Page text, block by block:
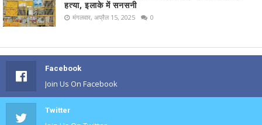
हत्या, इलाके में सनसनी
मंगलवार, अप्रैल 15, 2025 0
Facebook
Join Us On Facebook
Twitter